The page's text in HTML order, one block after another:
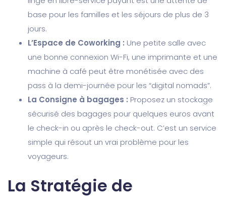
base pour les familles et les séjours de plus de 3
jours.
L’Espace de Coworking : Une petite salle avec
une bonne connexion Wi-Fi, une imprimante et une
machine à café peut être monétisée avec des
pass à la demi-journée pour les “digital nomads”.
La Consigne à bagages : Proposez un stockage
sécurisé des bagages pour quelques euros avant
le check-in ou après le check-out. C’est un service
simple qui résout un vrai problème pour les
voyageurs.
La Stratégie de